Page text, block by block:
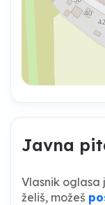
Javna
Vlasnik
želiš, možeš